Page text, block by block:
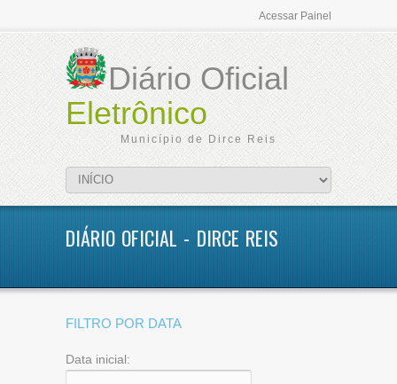
Acessar Painel
Diário Oficial
Eletrônico
Município de Dirce Reis
DIÁRIO OFICIAL - DIRCE REIS
FILTRO POR DATA
Data inicial: